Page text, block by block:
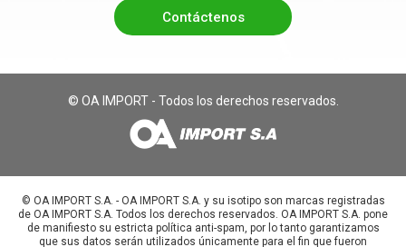
Contáctenos
© OA IMPORT - Todos los derechos reservados.
©️ OA IMPORT S.A. - OA IMPORT S.A. y su isotipo son marcas registradas
de OA IMPORT S.A. Todos los derechos reservados. OA IMPORT S.A. pone
de manifiesto su estricta política anti-spam, por lo tanto garantizamos
que sus datos serán utilizados únicamente para el fin que fueron